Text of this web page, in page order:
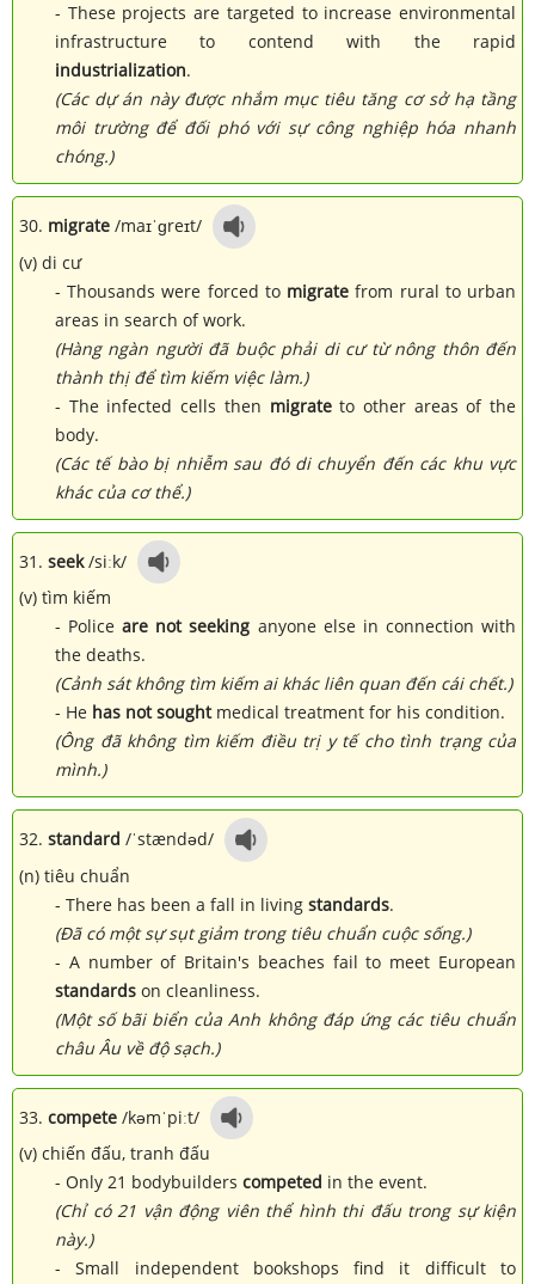
- These projects are targeted to increase environmental
infrastructure to contend with the rapid
industrialization.
(Các dự án này được nhắm mục tiêu tăng cơ sở hạ tầng
môi trường để đối phó với sự công nghiệp hóa nhanh
chóng.)
30. migrate /maɪˈɡreɪt/
(v) di cư
- Thousands were forced to migrate from rural to urban
areas in search of work.
(Hàng ngàn người đã buộc phải di cư từ nông thôn đến
thành thị để tìm kiếm việc làm.)
- The infected cells then migrateto other areas of the
body.
(Các tế bào bị nhiễm sau đó di chuyển đến các khu vực
khác của cơ thể.)
31. seek/siːk/
(v) tìm kiếm
- Policeare not seeking anyone else in connection with
the deaths.
(Cảnh sát không tìm kiếm ai khác liên quan đến cái chết.)
- He has not soughtmedical treatment for his condition.
(Ông đã không tìm kiếm điều trị y tế cho tình trạng của
mình.)
32. standard /ˈstændəd/
(n) tiêu chuẩn
- There has been a fall in living standards.
(Đã có một sự sụt giảm trong tiêu chuẩn cuộc sống.)
- A number of Britain's beaches fail to meet European
standards on cleanliness.
(Một số bãi biển của Anh không đáp ứng các tiêu chuẩn
châu Âu về độ sạch.)
33. compete /kəmˈpiːt/
(v) chiến đấu, tranh đấu
- Only 21 bodybuilders competed in the event.
(Chỉ có 21 vận động viên thể hình thi đấu trong sự kiện
này.)
- Small independent bookshops find it difficult to